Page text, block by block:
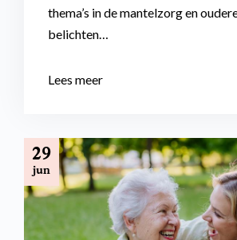
thema’s in de mantelzorg en
belichten…
Lees meer
29
jun